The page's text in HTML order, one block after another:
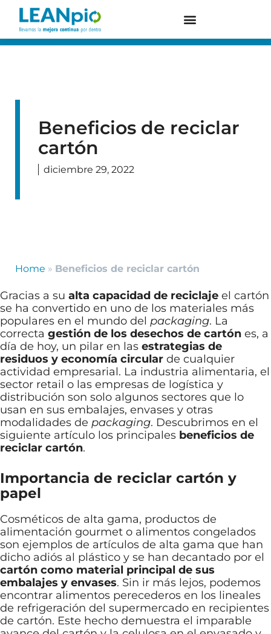
Beneficios de reciclar
cartón
diciembre 29, 2022
Home » Beneficios de reciclar cartón
Gracias a su alta capacidad de reciclaje el cartón
se ha convertido en uno de los materiales más
populares en el mundo del packaging. La
correcta gestión de los desechos de cartón es, a
día de hoy, un pilar en las estrategias de
residuos y economía circular de cualquier
actividad empresarial. La industria alimentaria, el
sector retail o las empresas de logística y
distribución son solo algunos sectores que lo
usan en sus embalajes, envases y otras
modalidades de packaging. Descubrimos en el
siguiente artículo los principales beneficios de
reciclar cartón.
Importancia de reciclar cartón y
papel
Cosméticos de alta gama, productos de
alimentación gourmet o alimentos congelados
son ejemplos de artículos de alta gama que han
dicho adiós al plástico y se han decantado por el
cartón como material principal de sus
embalajes y envases. Sin ir más lejos, podemos
encontrar alimentos perecederos en los lineales
de refrigeración del supermercado en recipientes
de cartón. Este hecho demuestra el imparable